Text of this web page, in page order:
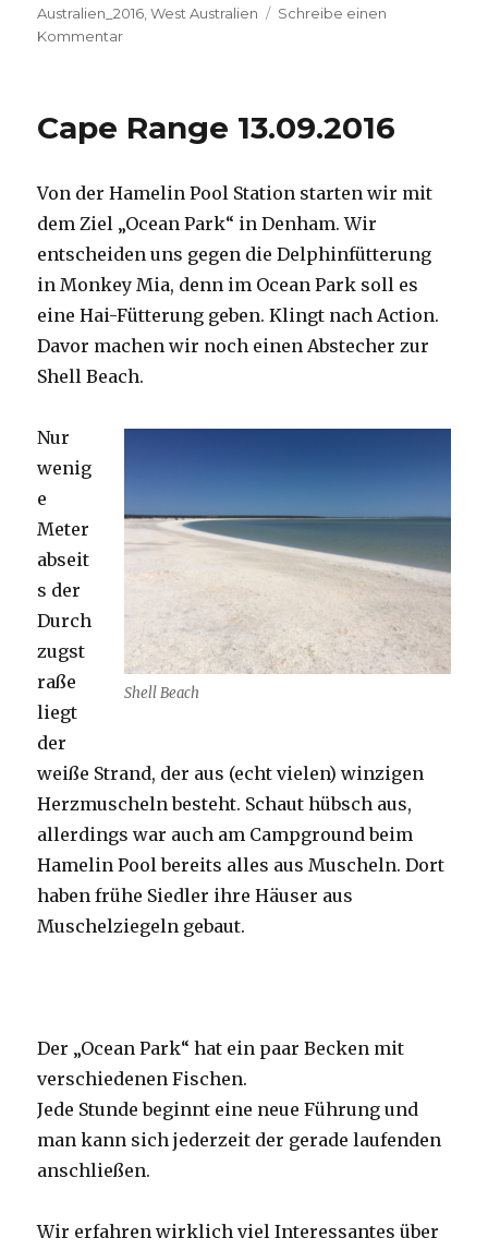
am
Australien_2016 ,West Australien
Schreibe einen
Kommentarzu
Cape Range 13.09.2016
Von der Hamelin Pool Station starten wir mit
dem Ziel „Ocean Park“ in Denham. Wir
entscheiden uns gegen die Delphinfütterung
in Monkey Mia, denn im Ocean Park soll es
eine Hai-Fütterung geben. Klingt nach Action.
Davor machen wir noch einen Abstecher zur
Shell Beach.
Shell Beach
Nur
wenig
e
Meter
abseit
s der
Durch
zugst
raße
liegt
der
weiße Strand, der aus (echt vielen) winzigen
Herzmuscheln besteht. Schaut hübsch aus,
allerdings war auch am Campground beim
Hamelin Pool bereits alles aus Muscheln. Dort
haben frühe Siedler ihre Häuser aus
Muschelziegeln gebaut.
Der „Ocean Park“ hat ein paar Becken mit
verschiedenen Fischen.
Jede Stunde beginnt eine neue Führung und
man kann sich jederzeit der gerade laufenden
anschließen.
Wir erfahren wirklich viel Interessantes über